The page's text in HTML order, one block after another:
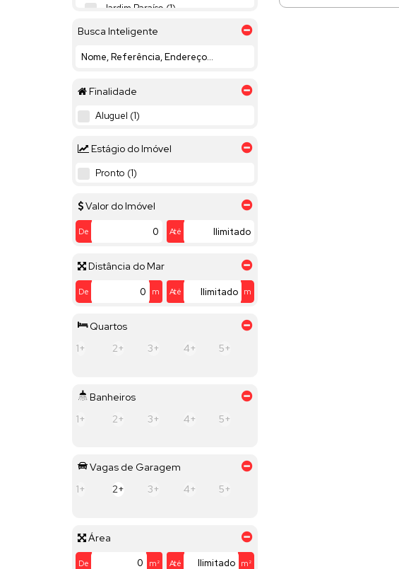
Jardim Paraíso (1)
Jardim São Gabriel II (2)
Julio Ustrito (1)
(3)
Jardim Imperial (1)
Vila Teixeira (1)
Itu (1)
Busca Inteligente
Finalidade
Aluguel (1)
Estágio do Imóvel
Pronto (1)
Valor do Imóvel
De Até
Distância do Mar
De m Até m
Quartos
1+
2+ 3+ 4+ 5+
Banheiros
1+
2+ 3+ 4+ 5+
Vagas de Garagem
1+
2+ 3+ 4+ 5+
Área
De m² Até m²